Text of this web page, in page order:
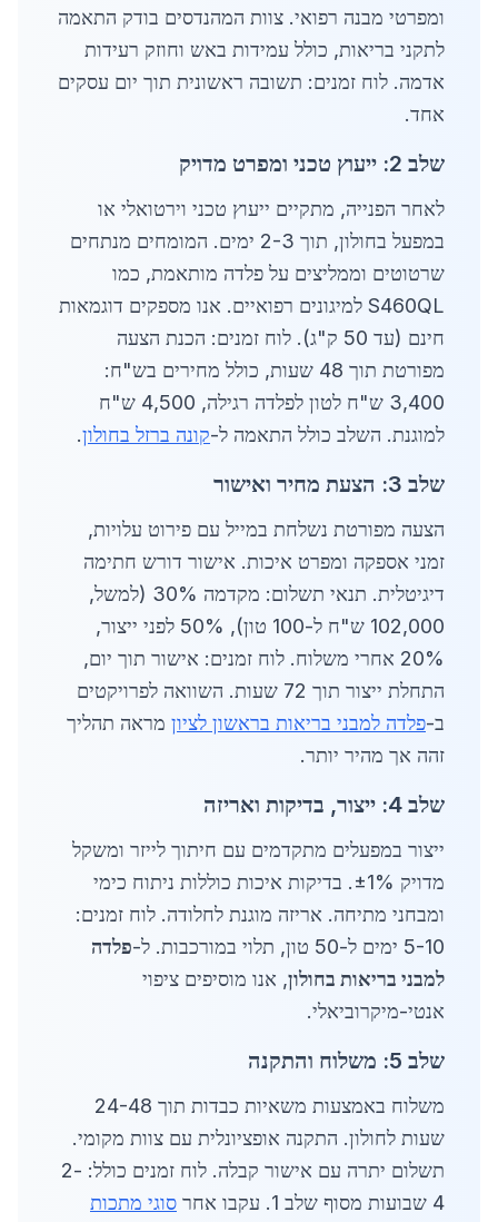
ומפרטי מבנה רפואי. צוות המהנדסים בודק התאמה
לתקני בריאות, כולל עמידות באש וחוזק רעידות
אדמה. לוח זמנים: תשובה ראשונית תוך יום עסקים
אחד.
שלב 2: ייעוץ טכני ומפרט מדויק
לאחר הפנייה, מתקיים ייעוץ טכני וירטואלי או
במפעל בחולון, תוך 2-3 ימים. המומחים מנתחים
שרטוטים וממליצים על פלדה מותאמת, כמו
S460QL למיגונים רפואיים. אנו מספקים דוגמאות
חינם (עד 50 ק"ג). לוח זמנים: הכנת הצעה
מפורטת תוך 48 שעות, כולל מחירים בש"ח:
3,400 ש"ח לטון לפלדה רגילה, 4,500 ש"ח
למוגנת. השלב כולל התאמה ל-קונה ברזל בחולון.
שלב 3: הצעת מחיר ואישור
הצעה מפורטת נשלחת במייל עם פירוט עלויות,
זמני אספקה ומפרט איכות. אישור דורש חתימה
דיגיטלית. תנאי תשלום: מקדמה 30% (למשל,
102,000 ש"ח ל-100 טון), 50% לפני ייצור,
20% אחרי משלוח. לוח זמנים: אישור תוך יום,
התחלת ייצור תוך 72 שעות. השוואה לפרויקטים
ב-פלדה למבני בריאות בראשון לציון מראה תהליך
זהה אך מהיר יותר.
שלב 4: ייצור, בדיקות ואריזה
ייצור במפעלים מתקדמים עם חיתוך לייזר ומשקל
מדויק ±1%. בדיקות איכות כוללות ניתוח כימי
ומבחני מתיחה. אריזה מוגנת לחלודה. לוח זמנים:
5-10 ימים ל-50 טון, תלוי במורכבות. ל-
פלדה
למבני בריאות בחולון, אנו מוסיפים ציפוי
אנטי-מיקרוביאלי.
שלב 5: משלוח והתקנה
משלוח באמצעות משאיות כבדות תוך 24-48
שעות לחולון. התקנה אופציונלית עם צוות מקומי.
תשלום יתרה עם אישור קבלה. לוח זמנים כולל: 2-
4 שבועות מסוף שלב 1. עקבו אחר
סוגי מתכות